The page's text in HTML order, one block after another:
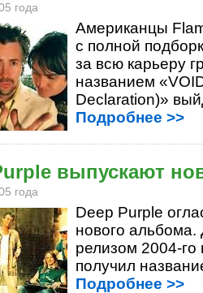
года
Американцы
с полной
за всю карьеру
названием
Declaration)»
Подробнее >>
выпускают
года
Deep Purple
нового
релизом 2004-го
получил
Подробнее >>